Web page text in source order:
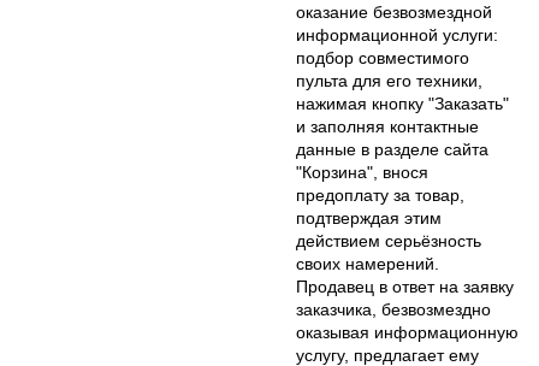
оказание безвозмездной
информационной услуги:
подбор совместимого
пульта для его техники,
нажимая кнопку "Заказать"
и заполняя контактные
данные в разделе сайта
"Корзина", внося
предоплату за товар,
подтверждая этим
действием серьёзность
своих намерений.
Продавец в ответ на заявку
заказчика, безвозмездно
оказывая информационную
услугу, предлагает ему